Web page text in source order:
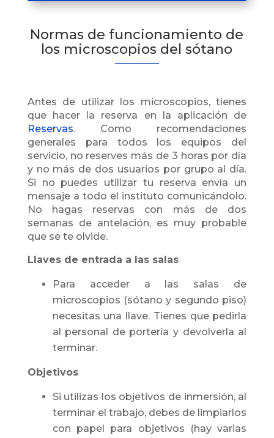
Normas de funcionamiento de
los microscopios del sótano
Antes de utilizar los microscopios, tienes
que hacer la reserva en la aplicación de
Reservas. Como recomendaciones
generales para todos los equipos del
servicio, no reserves más de 3 horas por día
y no más de dos usuarios por grupo al día.
Si no puedes utilizar tu reserva envía un
mensaje a todo el instituto comunicándolo.
No hagas reservas con más de dos
semanas de antelación, es muy probable
que se te olvide.
Llaves de entrada a las salas
Para acceder a las salas de
microscopios (sótano y segundo piso)
necesitas una llave. Tienes que pedirla
al personal de portería y devolverla al
terminar.
Objetivos
Si utilizas los objetivos de inmersión, al
terminar el trabajo, debes de limpiarlos
con papel para objetivos (hay varias